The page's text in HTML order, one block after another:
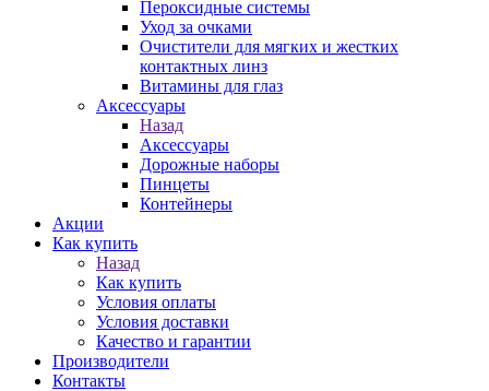
Пероксидные системы
Уход за очками
Очистители для мягких и жестких
контактных линз
Витамины для глаз
Аксессуары
Назад
Аксессуары
Дорожные наборы
Пинцеты
Контейнеры
Акции
Как купить
Назад
Как купить
Условия оплаты
Условия доставки
Качество и гарантии
Производители
Контакты